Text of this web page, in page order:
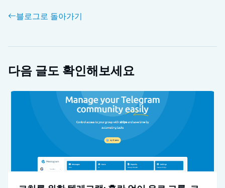
블로그로 돌아가기
다음 글도 확인해보세요